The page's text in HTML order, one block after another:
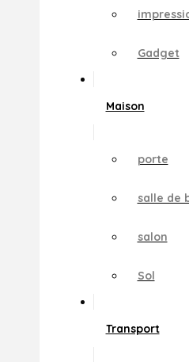
Gadget
Maison
porte
salle de
salon
Sol
Transport